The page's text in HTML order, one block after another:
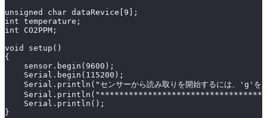
unsigned char dataRevice[9];
int temperature;
int CO2PPM;
void setup()
{
    sensor.begin(9600);
    Serial.begin(115200);
Serial.println("センサーから読み取りを開始するには、'g'を
    Serial.println();
}